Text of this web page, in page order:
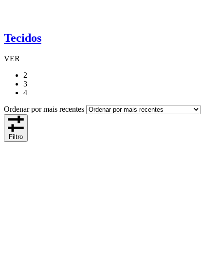
Tecidos
VER
2
3
4
Ordenar por mais recentes
Filtro